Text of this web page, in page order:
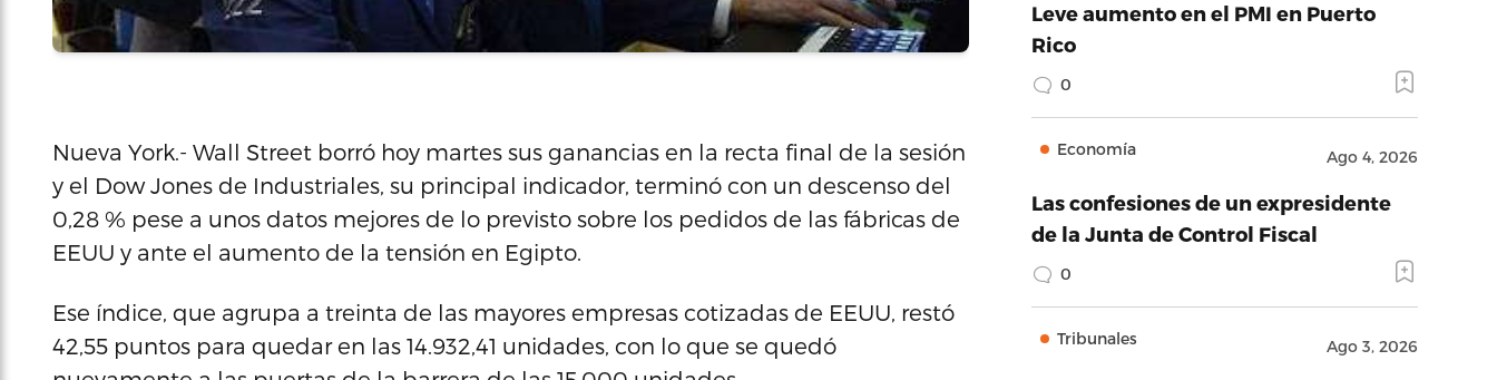
Nueva York.- Wall Street borró hoy martes sus ganancias en la recta final de la sesión
y el Dow Jones de Industriales, su principal indicador, terminó con un descenso del
0,28 % pese a unos datos mejores de lo previsto sobre los pedidos de las fábricas de
EEUU y ante el aumento de la tensión en Egipto.
Ese índice, que agrupa a treinta de las mayores empresas cotizadas de EEUU, restó
42,55 puntos para quedar en las 14.932,41 unidades, con lo que se quedó
Leve aumento en el PMI en Puerto
Rico
0
Economía Ago 4, 2026
Las confesiones de un expresidente
de la Junta de Control Fiscal
0
Tribunales Ago 3, 2026